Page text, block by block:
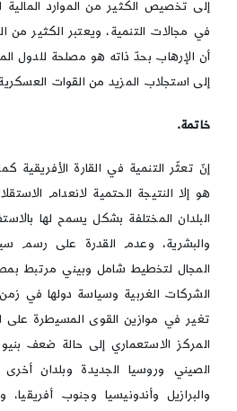
إلى تخصيص الكثير من الموارد
في مجالات التنمية، ويعتبر الكثير من
أن الإرهاب بحدّ ذاته هو مصلحة للدول
إلى استجلاب المزيد من القوات
خاتمة.
إنّ تعثّر التنمية في القارة الأفريقية
هو إلا النتيجة الحتمية لانعدام
البلدان المختلفة بشكل يسمح لها
والبشرية، وعدم القدرة على رسم
المجال لتخطيط شامل وبيني مرتبط
الشركات الغربية وسياسة دولها في
تغير في موازين القوى المسيطرة على
المركز الاستعماري إلى حالة ضعف
الصيني وروسيا الجديدة وبلدان أخرى
والبرازيل وأندونيسيا وجنوب